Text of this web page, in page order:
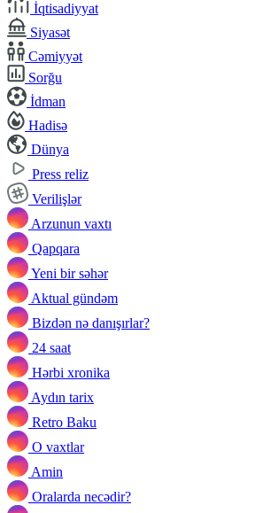
İqtisadiyyat
Siyasət
Cəmiyyət
Sorğu
İdman
Hadisə
Dünya
Press reliz
Verilişlər
Arzunun vaxtı
Qapqara
Yeni bir səhər
Aktual gündəm
Bizdən nə danışırlar?
24 saat
Hərbi xronika
Aydın tarix
Retro Baku
O vaxtlar
Amin
Oralarda necədir?